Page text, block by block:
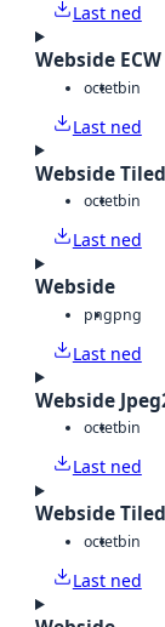
Last ned
Webside ECW
octetbin
Last ned
Webside
octetbin
Last ned
Webside
pngpng
Last ned
Webside
octetbin
Last ned
Webside
octetbin
Last ned